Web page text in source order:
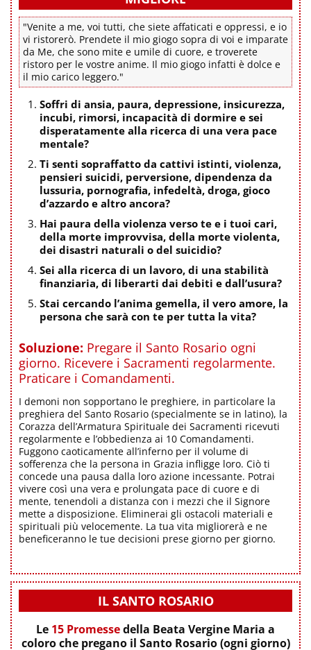
"Venite a me, voi tutti, che siete affaticati e oppressi, e io
vi ristorerò. Prendete il mio giogo sopra di voi e imparate
da Me, che sono mite e umile di cuore, e troverete
ristoro per le vostre anime. Il mio giogo infatti è dolce e
il mio carico leggero."
Soffri di ansia, paura, depressione, insicurezza,
incubi, rimorsi, incapacità di dormire e sei
disperatamente alla ricerca di una vera pace
mentale?
Ti senti sopraffatto da cattivi istinti, violenza,
pensieri suicidi, perversione, dipendenza da
lussuria, pornografia, infedeltà, droga, gioco
d’azzardo e altro ancora?
Hai paura della violenza verso te e i tuoi cari,
della morte improvvisa, della morte violenta,
dei disastri naturali o del suicidio?
Sei alla ricerca di un lavoro, di una stabilità
finanziaria, di liberarti dai debiti e dall’usura?
Stai cercando l’anima gemella, il vero amore, la
persona che sarà con te per tutta la vita?
Soluzione: Pregare il Santo Rosario ogni
giorno. Ricevere i Sacramenti regolarmente.
Praticare i Comandamenti.
I demoni non sopportano le preghiere, in particolare la
preghiera del Santo Rosario (specialmente se in latino), la
Corazza dell’Armatura Spirituale dei Sacramenti ricevuti
regolarmente e l’obbedienza ai 10 Comandamenti.
Fuggono caoticamente all’inferno per il volume di
sofferenza che la persona in Grazia infligge loro. Ciò ti
concede una pausa dalla loro azione incessante. Potrai
vivere così una vera e prolungata pace di cuore e di
mente, tenendoli a distanza con i mezzi che il Signore
mette a disposizione. Eliminerai gli ostacoli materiali e
spirituali più velocemente. La tua vita migliorerà e ne
beneficeranno le tue decisioni prese giorno per giorno.
IL SANTO ROSARIO
Le 15 Promessedella Beata Vergine Maria a
coloro che pregano il Santo Rosario (ogni giorno)